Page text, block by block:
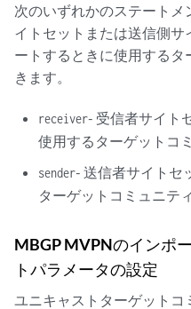
次のいずれかのステート
イトセットまたは送信側
ートするときに使用する
きます。
receiver- 受信者サイト
使用するターゲットコ
sender- 送信者サイトセ
ターゲットコミュニテ
MBGP MVPNのインポ
トパラメータの設定
ユニキャストターゲット